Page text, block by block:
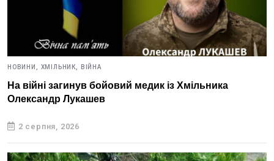
НОВИНИ, ХМІЛЬНИК, ВІЙНА
На війні загинув бойовий медик із Хмільника
Олександр Лукашев
2 серпня, 2026